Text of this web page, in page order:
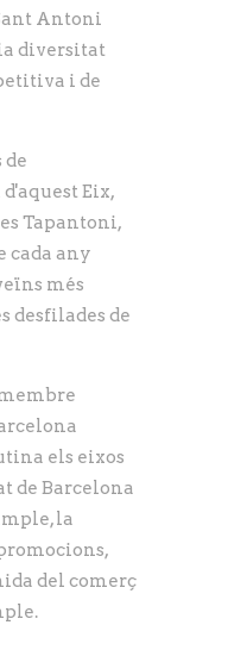
Antoni
diversitat
i de
de
Eix,
Tapantoni,
cada any
més
desfilades de
els eixos
de Barcelona
la
del comerç